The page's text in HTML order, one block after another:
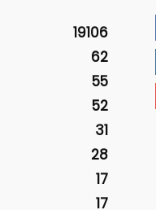
19106
62
55
52
31
28
17
17